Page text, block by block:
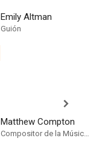
Emily Altman
Guión
Matthew Compton
Compositor de la Música Original